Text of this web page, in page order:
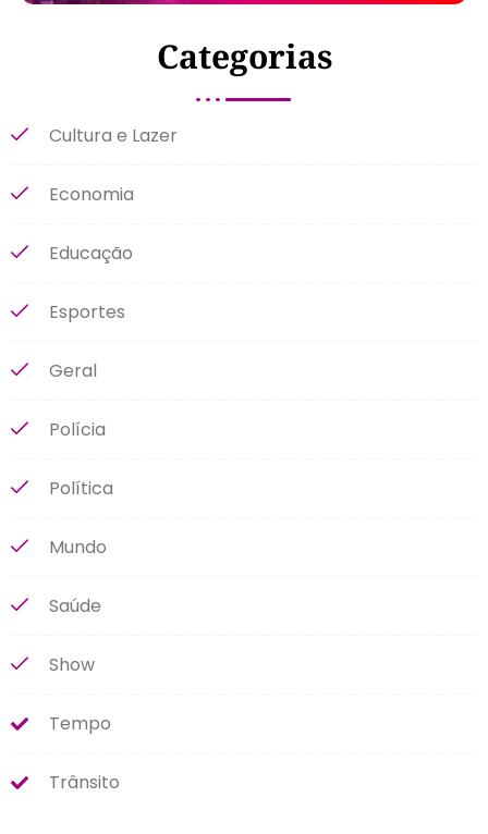
Categorias
Cultura e Lazer
Economia
Educação
Esportes
Geral
Polícia
Política
Mundo
Saúde
Show
Tempo
Trânsito